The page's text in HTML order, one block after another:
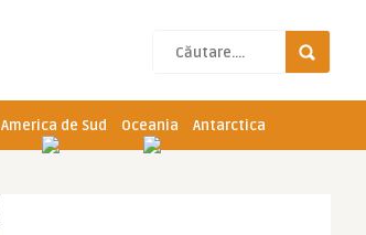
America de Sud Oceania Antarctica